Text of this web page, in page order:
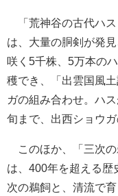
「荒神谷の古代ハス
は、大量の胴剣が発
咲く5千株、5万本の
穫でき、「出雲国風
ガの組み合わせ。ハ
旬まで、出西ショウガ
このほか、「三次の
は、400年を超える歴
次の鵜飼と、清流で